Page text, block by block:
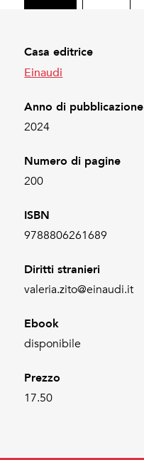
Casa editrice
Einaudi
Anno di pubblicazione
2024
Numero di pagine
200
ISBN
9788806261689
Diritti stranieri
valeria.zito@einaudi.it
Ebook
disponibile
Prezzo
17.50